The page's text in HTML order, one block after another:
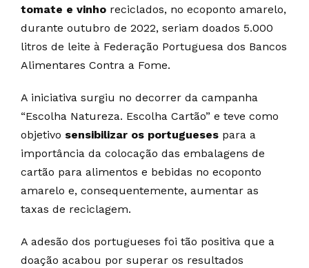
tomate e vinho reciclados, no ecoponto amarelo,
durante outubro de 2022, seriam doados 5.000
litros de leite à Federação Portuguesa dos Bancos
Alimentares Contra a Fome.
A iniciativa surgiu no decorrer da campanha
“Escolha Natureza. Escolha Cartão” e teve como
objetivo sensibilizar os portugueses para a
importância da colocação das embalagens de
cartão para alimentos e bebidas no ecoponto
amarelo e, consequentemente, aumentar as
taxas de reciclagem.
A adesão dos portugueses foi tão positiva que a
doação acabou por superar os resultados